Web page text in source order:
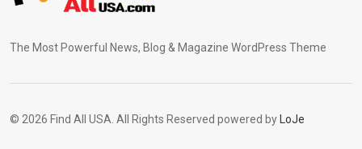
The Most Powerful News, Blog & Magazine WordPress Theme
© 2026 Find All USA. All Rights Reserved powered by LoJe